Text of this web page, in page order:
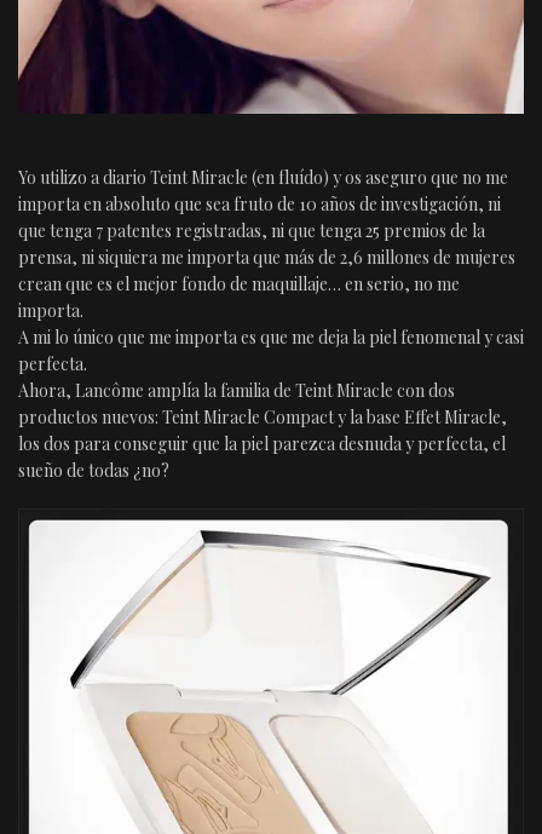
Yo utilizo a diario Teint Miracle (en fluído) y os aseguro que no me
importa en absoluto que sea fruto de 10 años de investigación, ni
que tenga 7 patentes registradas, ni que tenga 25 premios de la
prensa, ni siquiera me importa que más de 2,6 millones de mujeres
crean que es el mejor fondo de maquillaje… en serio, no me
importa.
A mi lo único que me importa es que me deja la piel fenomenal y casi
perfecta.
Ahora, Lancôme amplía la familia de Teint Miracle con dos
productos nuevos: Teint Miracle Compact y la base Effet Miracle,
los dos para conseguir que la piel parezca desnuda y perfecta, el
sueño de todas ¿no?